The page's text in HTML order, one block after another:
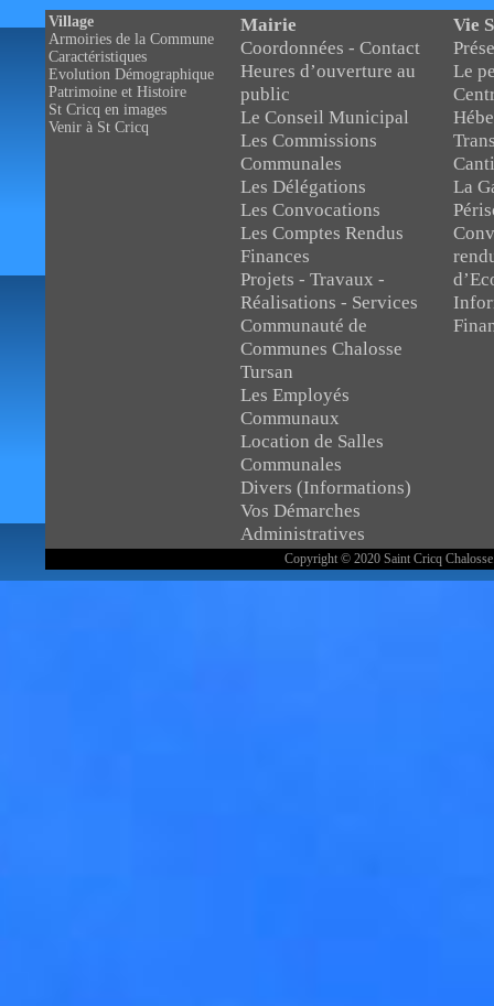
Village
Armoiries de la Commune
Caractéristiques
Evolution Démographique
Patrimoine et Histoire
St Cricq en images
Venir à St Cricq
Mairie
Coordonnées - Contact
Heures d’ouverture au
public
Le Conseil Municipal
Les Commissions
Communales
Les Délégations
Les Convocations
Les Comptes Rendus
Finances
Projets - Travaux -
Réalisations - Services
Communauté de
Communes Chalosse
Tursan
Les Employés
Communaux
Location de Salles
Communales
Divers (Informations)
Vos Démarches
Administratives
Vie
Le
La
Copyright © 2020 Saint Cricq